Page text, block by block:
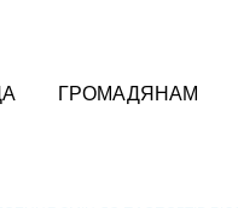
ГРОМАДЯНАМ